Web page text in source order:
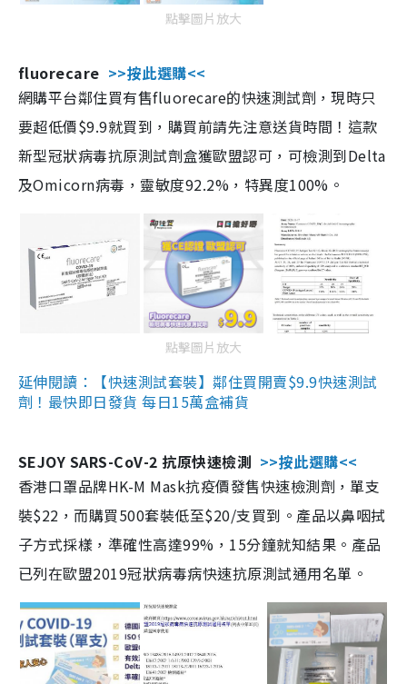
點擊圖片放大
fluorecare >>按此選購<<
網購平台鄰住買有售fluorecare的快速測試劑，現時只
要超低價$9.9就買到，購買前請先注意送貨時間！這款
新型冠狀病毒抗原測試劑盒獲歐盟認可，可檢測到Delta
及Omicorn病毒，靈敏度92.2%，特異度100%。
點擊圖片放大
延伸閱讀：【快速測試套裝】鄰住買開賣$9.9快速測試
劑！最快即日發貨 每日15萬盒補貨
SEJOY SARS-CoV-2 抗原快速檢測 >>按此選購<<
香港口罩品牌HK-M Mask抗疫價發售快速檢測劑，單支
裝$22，而購買500套裝低至$20/支買到。產品以鼻咽拭
子方式採樣，準確性高達99%，15分鐘就知結果。產品
已列在歐盟2019冠狀病毒病快速抗原測試通用名單。